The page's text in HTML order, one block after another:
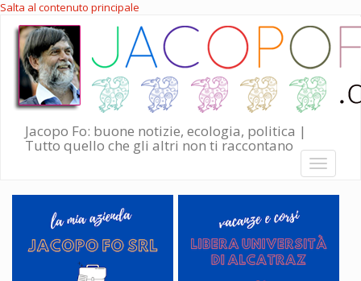
Salta al contenuto principale
Jacopo Fo: buone notizie, ecologia, politica |
Tutto quello che gli altri non ti raccontano
Toggle